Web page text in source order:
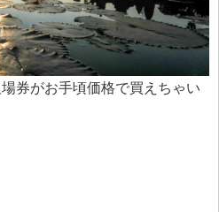
券がお手頃価格で買えちゃい